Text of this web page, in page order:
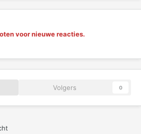
voor nieuwe reacties.
Volgers 0